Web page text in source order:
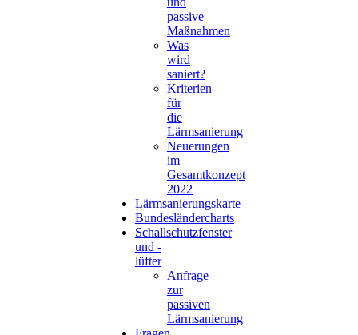
passive
Maßnahmen
Was
wird
saniert?
Kriterien
für
die
Lärmsanierung
Neuerungen
im
Gesamtkonzept
2022
Lärmsanierungskarte
Bundesländercharts
Schallschutzfenster
und -
lüfter
Anfrage
zur
passiven
Lärmsanierung